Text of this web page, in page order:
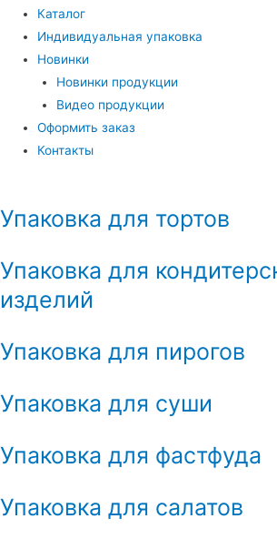
Каталог
Индивидуальная упаковка
Новинки
Новинки продукции
Видео продукции
Оформить заказ
Контакты
Упаковка для тортов
Упаковка для
изделий
Упаковка для пирогов
Упаковка для суши
Упаковка для фастфуда
Упаковка для салатов